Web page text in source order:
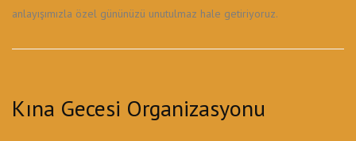
anlayışımızla özel gününüzü unutulmaz hale getiriyoruz.
Kına Gecesi Organizasyonu